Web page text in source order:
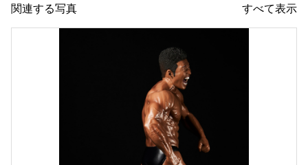
関連する写真 すべて表示